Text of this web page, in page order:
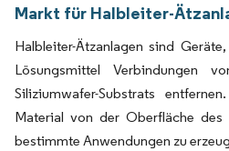
Markt für Halbleiter-
Halbleiter-Ätzanlagen sind
Lösungsmittel Verbindungen
Siliziumwafer-Substrats
Material von der Oberfläche
bestimmte Anwendungen zu